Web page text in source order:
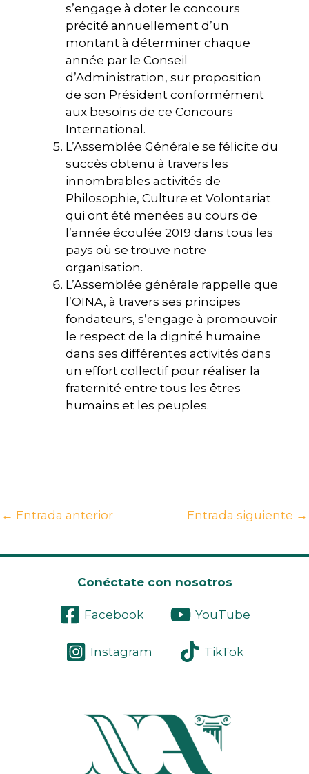
s’engage à doter le concours
précité annuellement d’un
montant à déterminer chaque
année par le Conseil
d’Administration, sur proposition
de son Président conformément
aux besoins de ce Concours
International.
L’Assemblée Générale se félicite du
succès obtenu à travers les
innombrables activités de
Philosophie, Culture et Volontariat
qui ont été menées au cours de
l’année écoulée 2019 dans tous les
pays où se trouve notre
organisation.
L’Assemblée générale rappelle que
l’OINA, à travers ses principes
fondateurs, s’engage à promouvoir
le respect de la dignité humaine
dans ses différentes activités dans
un effort collectif pour réaliser la
fraternité entre tous les êtres
humains et les peuples.
← Entrada anterior Entrada siguiente →
Conéctate con nosotros
Facebook YouTube
Instagram TikTok